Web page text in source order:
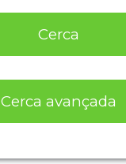
Cerca
Cerca avançada